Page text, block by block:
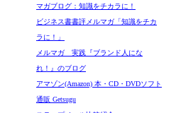
マガブログ：知識をチカラに！
ビジネス書書評メルマガ「知識をチカ
ラに！」
メルマガ 実践『ブランド人にな
れ！』のブログ
アマゾン(Amazon) 本・CD・DVDソフト
通販 Getsugu